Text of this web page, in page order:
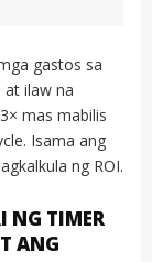
gastos sa
ilaw na
mas mabilis
Isama ang
ng ROI.
NG TIMER
ANG